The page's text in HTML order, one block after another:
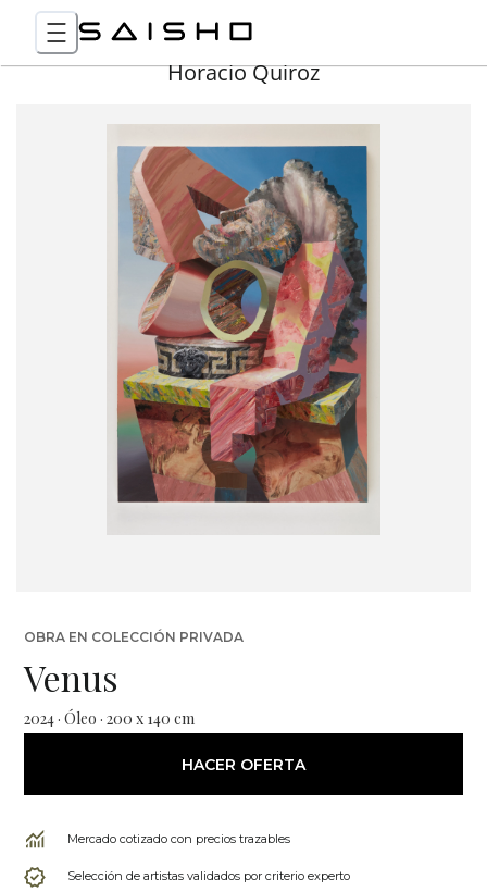
Horacio Quiroz
OBRA EN COLECCIÓN PRIVADA
Venus
2024 · Óleo · 200 x 140 cm
HACER OFERTA
Mercado cotizado con precios trazables
Selección de artistas validados por criterio experto